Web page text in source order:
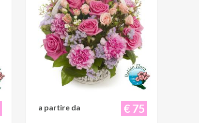
€ 75
a partire da